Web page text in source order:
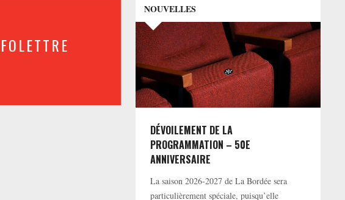
NOUVELLES
DÉVOILEMENT DE LA
PROGRAMMATION – 50E
ANNIVERSAIRE
La saison 2026-2027 de La Bordée sera
particulièrement spéciale, puisqu’elle